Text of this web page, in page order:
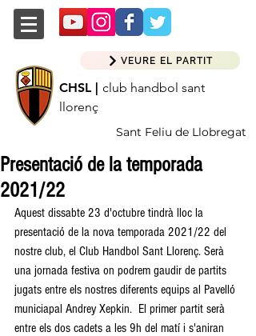
CHSL | club handbol sant
llorenç
Sant Feliu de Llobregat
VEURE EL PARTIT
Presentació de la temporada
2021/22
Aquest dissabte 23 d'octubre tindrà lloc la
presentació de la nova temporada 2021/22 del
nostre club, el Club Handbol Sant Llorenç. Serà
una jornada festiva on podrem gaudir de partits
jugats entre els nostres diferents equips al Pavelló
municiapal Andrey Xepkin.  El primer partit serà
entre els dos cadets a les 9h del matí i s'aniran